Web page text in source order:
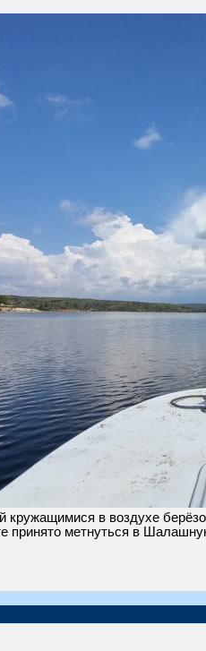
кружащимися в воздухе
принято метнуться в